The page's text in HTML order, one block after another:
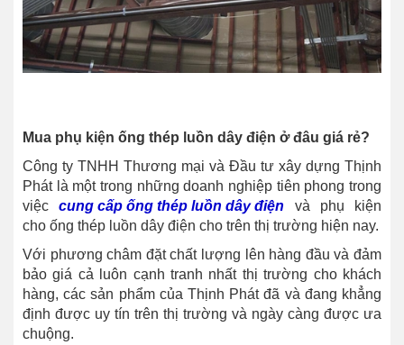
Mua phụ kiện ống thép luồn dây điện ở đâu giá rẻ?
Công ty TNHH Thương mại và Đầu tư xây dựng Thịnh
Phát là một trong những doanh nghiệp tiên phong trong
việccung cấp ống thép luồn dây điện và phụ kiện
cho ống thép luồn dây điện cho trên thị trường hiện nay.
Với phương châm đặt chất lượng lên hàng đầu và đảm
bảo giá cả luôn cạnh tranh nhất thị trường cho khách
hàng, các sản phẩm của Thịnh Phát đã và đang khẳng
định được uy tín trên thị trường và ngày càng được ưa
chuộng.